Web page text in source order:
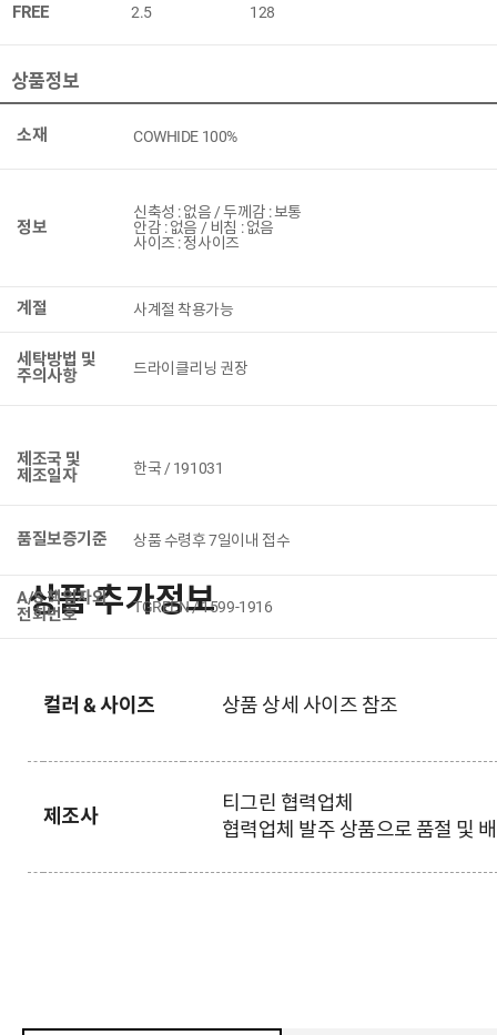
FREE 2.5 128
상품정보
소재 COWHIDE 100%
정보
신축성 : 없음 / 두께감 : 보통
안감 : 없음 / 비침 : 없음
사이즈 : 정사이즈
계절 사계절 착용가능
세탁방법 및
주의사항
드라이클리닝 권장
제조국 및
제조일자
한국 / 191031
품질보증기준 상품 수령후 7일이내 접수
A/S 책임자와
전화번호
TGREEN / 1599-1916
상품 추가정보
컬러 & 사이즈 상품 상세 사이즈 참조
제조사
티그린 협력업체
협력업체 발주 상품으로 품절 및